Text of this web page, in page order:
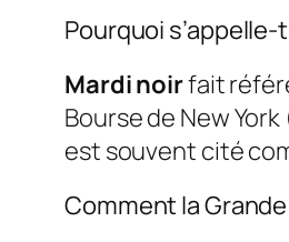
Pourquoi
Mardi noirfait
Bourse de New
est souvent cité
Comment la